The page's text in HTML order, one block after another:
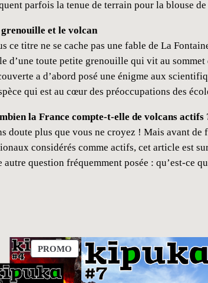
parfois la tenue de terrain pour la blouse
et le volcan
ce titre ne se cache pas une fable de La
d’une toute petite grenouille qui vit au
a d’abord posé une énigme aux
qui est au cœur des préoccupations des
la France compte-t-elle de volcans actifs
doute plus que vous ne croyez ! Mais avant
considérés comme actifs, cet article est
autre question fréquemment posée : qu’est-ce
PROMOPRODUIT
EN
PROMOTION